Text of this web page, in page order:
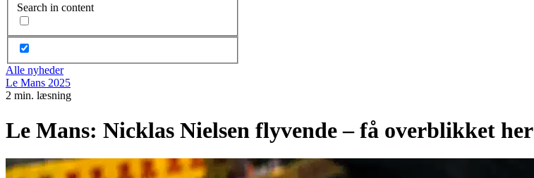
Search in content
Alle nyheder
Le Mans 2025
2 min. læsning
Le Mans: Nicklas Nielsen flyvende – få overblikket her